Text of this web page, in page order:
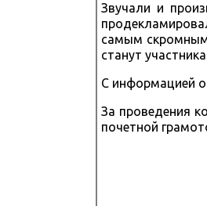
Звучали и
самым
станут
С информацией о
За проведения
почетной